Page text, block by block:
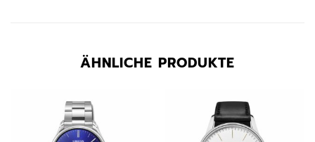
ÄHNLICHE PRODUKTE